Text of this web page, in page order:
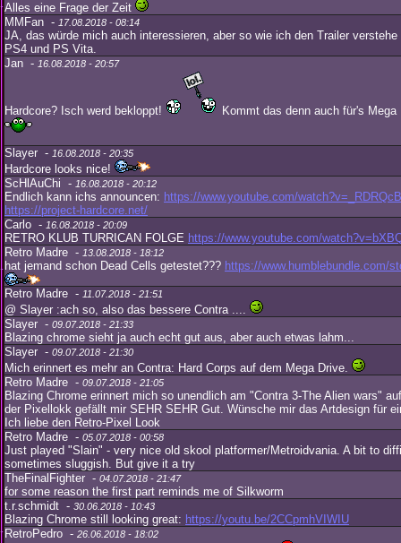
Alles eine Frage der Zeit
MMFan - 17.08.2018 - 08:14
JA, das würde mich auch interessieren, aber so wie ich den Trailer verstehe
PS4 und PS Vita.
Jan - 16.08.2018 - 20:57
Hardcore? Isch werd bekloppt! Kommt das denn auch für's
Slayer - 16.08.2018 - 20:35
Hardcore looks nice!
ScHlAuChi - 16.08.2018 - 20:12
Endlich kann ichs announcen: https://www.youtube.com/
https://project-hardcore.net/
Carlo - 16.08.2018 - 20:09
RETRO KLUB TURRICAN FOLGE https://www.youtube.com/
Retro Madre - 13.08.2018 - 18:12
hat jemand schon Dead Cells getestet??? https://www.humblebundle.com/
Retro Madre - 11.07.2018 - 21:51
@ Slayer :ach so, also das bessere Contra ....
Slayer - 09.07.2018 - 21:33
Blazing chrome sieht ja auch echt gut aus, aber auch etwas lahm...
Slayer - 09.07.2018 - 21:30
Mich erinnert es mehr an Contra: Hard Corps auf dem Mega Drive.
Retro Madre - 09.07.2018 - 21:05
Blazing Chrome erinnert mich so unendlich am "Contra 3-The Alien wars"
der Pixellokk gefällt mir SEHR SEHR Gut. Wünsche mir das Artdesign für
Ich liebe den Retro-Pixel Look
Retro Madre - 05.07.2018 - 00:58
Just played "Slain" - very nice old skool platformer/Metroidvania. A bit to
sometimes sluggish. But give it a try
TheFinalFighter - 04.07.2018 - 21:47
for some reason the first part reminds me of Silkworm
t.r.schmidt - 30.06.2018 - 10:43
Blazing Chrome still looking great: https://youtu.be/2CCpmhVIWIU
RetroPedro - 26.06.2018 - 18:02